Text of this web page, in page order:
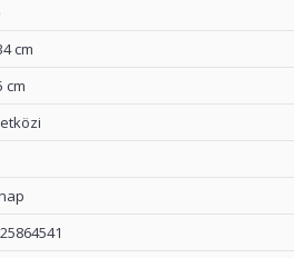
cm
cm